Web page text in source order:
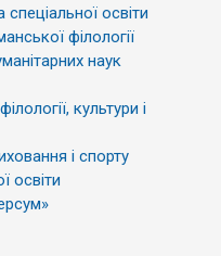
спеціальної освіти
філології
наук
культури і
і спорту
освіти